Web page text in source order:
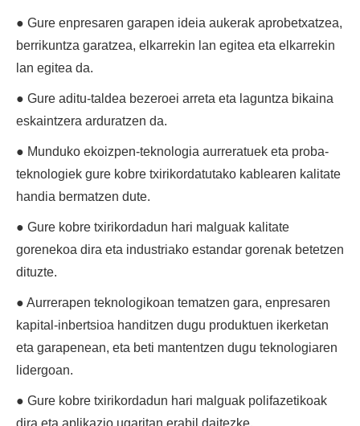
● Gure enpresaren garapen ideia aukerak aprobetxatzea,
berrikuntza garatzea, elkarrekin lan egitea eta elkarrekin
lan egitea da.
● Gure aditu-taldea bezeroei arreta eta laguntza bikaina
eskaintzera arduratzen da.
● Munduko ekoizpen-teknologia aurreratuek eta proba-
teknologiek gure kobre txirikordatutako kablearen kalitate
handia bermatzen dute.
● Gure kobre txirikordadun hari malguak kalitate
gorenekoa dira eta industriako estandar gorenak betetzen
dituzte.
● Aurrerapen teknologikoan tematzen gara, enpresaren
kapital-inbertsioa handitzen dugu produktuen ikerketan
eta garapenean, eta beti mantentzen dugu teknologiaren
lidergoan.
● Gure kobre txirikordadun hari malguak polifazetikoak
dira eta aplikazio ugaritan erabil daitezke.